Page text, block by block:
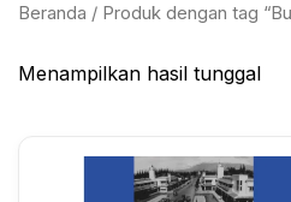
Beranda / Produk dengan tag
Menampilkan hasil tunggal